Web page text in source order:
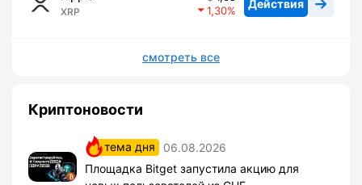
XRP
1,30
Действия
смотреть все
Криптоновости
тема дня
06.08.2026
Площадка Bitget запустила акцию для